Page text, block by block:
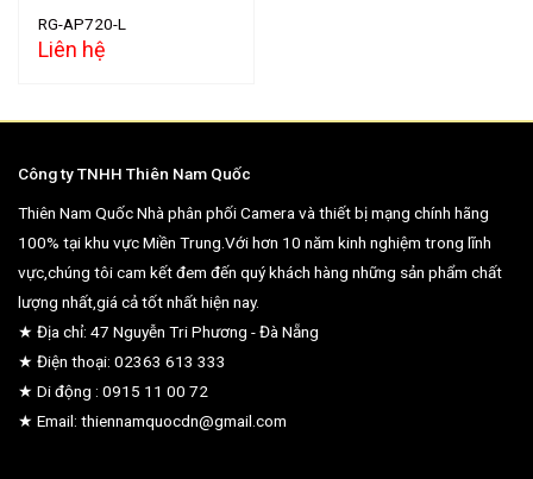
RG-AP720-L
Liên hệ
Công ty TNHH Thiên Nam Quốc
Thiên Nam Quốc Nhà phân phối Camera và thiết bị mạng chính hãng
100% tại khu vực Miền Trung.Với hơn 10 năm kinh nghiệm trong lĩnh
vực,chúng tôi cam kết đem đến quý khách hàng những sản phẩm chất
lượng nhất,giá cả tốt nhất hiện nay.
★ Địa chỉ: 47 Nguyễn Tri Phương - Đà Nẵng
★ Điện thoại: 02363 613 333
★ Di động : 0915 11 00 72
★ Email: thiennamquocdn@gmail.com